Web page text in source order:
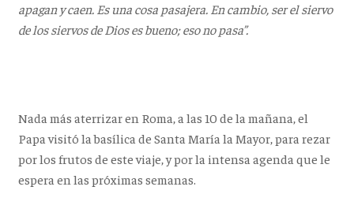
apagan y caen. Es una cosa pasajera. En cambio, ser el siervo
de los siervos de Dios es bueno; eso no pasa”.
Nada más aterrizar en Roma, a las 10 de la mañana, el
Papa visitó la basílica de Santa María la Mayor, para rezar
por los frutos de este viaje, y por la intensa agenda que le
espera en las próximas semanas.